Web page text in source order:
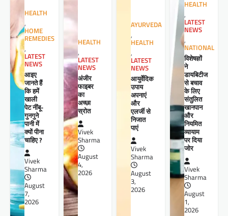
HEALTH
,
HOME
REMEDIES
,
LATEST
NEWS
आइए
जानते हैं
कि हमें
खाली
पेट नींबू-
गुनगुने
पानी में
क्यों पीना
चाहिए ?
Vivek
Sharma
August
7,
2026
HEALTH
,
LATEST
NEWS
अंजीर
फाइबर
का
अच्छा
स्रोत
Vivek
Sharma
August
4,
2026
AYURVEDA
,
HEALTH
,
LATEST
NEWS
आयुर्वेदिक
उपाय
अपनाएं
और
एलर्जी से
निजात
पाएं
Vivek
Sharma
August
3,
2026
HEALTH
,
LATEST
NEWS
,
NATIONAL
विशेषज्ञों
ने
डायबिटीज
से बचाव
के लिए
संतुलित
खानपान
और
नियमित
व्यायाम
पर दिया
जोर
Vivek
Sharma
August
1,
2026